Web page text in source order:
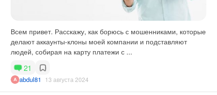
Всем привет. Расскажу, как борюсь с мошенниками, которые
делают аккаунты-клоны моей компании и подставляют
людей, собирая на карту платежи с ...
21
abdul81 13 августа 2024